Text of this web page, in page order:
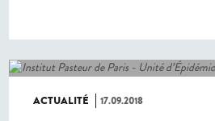
ACTUALITÉ 17.09.2018